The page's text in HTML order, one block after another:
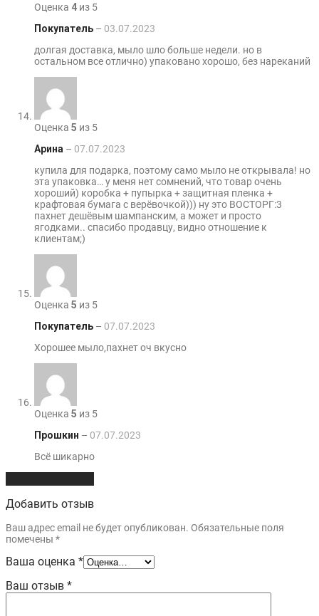
Оценка 4 из 5
Покупатель – 03.07.2023
долгая доставка, мыло шло больше недели. но в
остальном все отлично) упаковано хорошо, без нареканий
Оценка 5 из 5
Арина – 07.07.2023
купила для подарка, поэтому само мыло не открывала! но
эта упаковка… у меня нет сомнений, что товар очень
хороший) коробка + пупырка + защитная пленка +
крафтовая бумага с верёвочкой))) ну это ВОСТОРГ:3
пахнет дешёвым шампанским, а может и просто
ягодками.. спасибо продавцу, видно отношение к
клиентам;)
Оценка 5 из 5
Покупатель – 07.07.2023
Хорошее мыло,пахнет оч вкусно
Оценка 5 из 5
Прошкин – 07.07.2023
Всё шикарно
Добавить отзыв
Ваш адрес email не будет опубликован. Обязательные поля
помечены *
Ваша оценка *
Ваш отзыв *